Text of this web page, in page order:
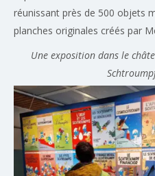
réunissant près de 500 objets
planches originales créés par
Une exposition dans le